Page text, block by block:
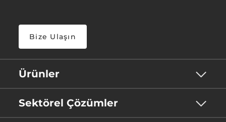
Bize Ulaşın
Ürünler
Sektörel Çözümler